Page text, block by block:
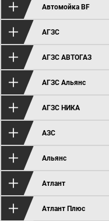
Автомойка BF
АГЗС
АГЗС АВТОГАЗ
АГЗС Альянс
АГЗС НИКА
АЗС
Альянс
Атлант
Атлант Плюс